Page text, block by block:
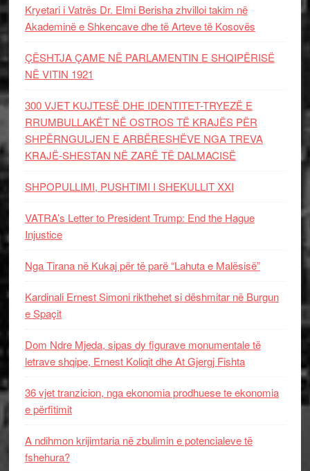
Kryetari i Vatrës Dr. Elmi Berisha zhvilloi takim në
Akademinë e Shkencave dhe të Arteve të Kosovës
ÇËSHTJA ÇAME NË PARLAMENTIN E SHQIPËRISË
NË VITIN 1921
300 VJET KUJTESË DHE IDENTITET-TRYEZË E
RRUMBULLAKËT NË OSTROS TË KRAJËS PËR
SHPËRNGULJEN E ARBËRESHËVE NGA TREVA
KRAJË-SHESTAN NË ZARË TË DALMACISË
SHPOPULLIMI, PUSHTIMI I SHEKULLIT XXI
VATRA’s Letter to President Trump: End the Hague
Injustice
Nga Tirana në Kukaj për të parë “Lahuta e Malësisë”
Kardinali Ernest Simoni rikthehet si dëshmitar në Burgun
e Spaçit
Dom Ndre Mjeda, sipas dy figurave monumentale të
letrave shqipe, Ernest Koliqit dhe At Gjergj Fishta
36 vjet tranzicion, nga ekonomia prodhuese te ekonomia
e përfitimit
A ndihmon krijimtaria në zbulimin e potencialeve të
fshehura?